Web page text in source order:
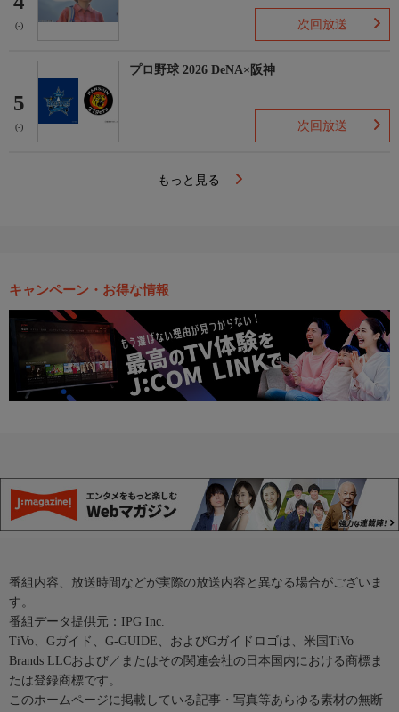
(-) 次回放送
5
(-)
プロ野球 2026 DeNA×阪神
次回放送
もっと見る
キャンペーン・お得な情報
番組内容、放送時間などが実際の放送内容と異なる場合がございま
す。
番組データ提供元：IPG Inc.
TiVo、Gガイド、G-GUIDE、およびGガイドロゴは、米国TiVo
Brands LLCおよび／またはその関連会社の日本国内における商標ま
たは登録商標です。
このホームページに掲載している記事・写真等あらゆる素材の無断